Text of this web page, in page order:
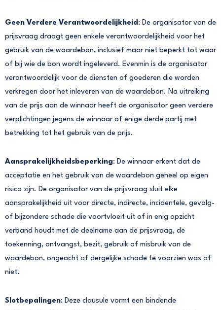
Geen Verdere Verantwoordelijkheid : De organisator van de
prijsvraag draagt geen enkele verantwoordelijkheid voor het
gebruik van de waardebon, inclusief maar niet beperkt tot waar
of bij wie de bon wordt ingeleverd. Evenmin is de organisator
verantwoordelijk voor de diensten of goederen die worden
verkregen door het inleveren van de waardebon. Na uitreiking
van de prijs aan de winnaar heeft de organisator geen verdere
verplichtingen jegens de winnaar of enige derde partij met
betrekking tot het gebruik van de prijs.
Aansprakelijkheidsbeperking: De winnaar erkent dat de
acceptatie en het gebruik van de waardebon geheel op eigen
risico zijn. De organisator van de prijsvraag sluit elke
aansprakelijkheid uit voor directe, indirecte, incidentele, gevolg-
of bijzondere schade die voortvloeit uit of in enig opzicht
verband houdt met de deelname aan de prijsvraag, de
toekenning, ontvangst, bezit, gebruik of misbruik van de
waardebon, ongeacht of dergelijke schade te voorzien was of
niet.
Slotbepalingen: Deze clausule vormt een bindende